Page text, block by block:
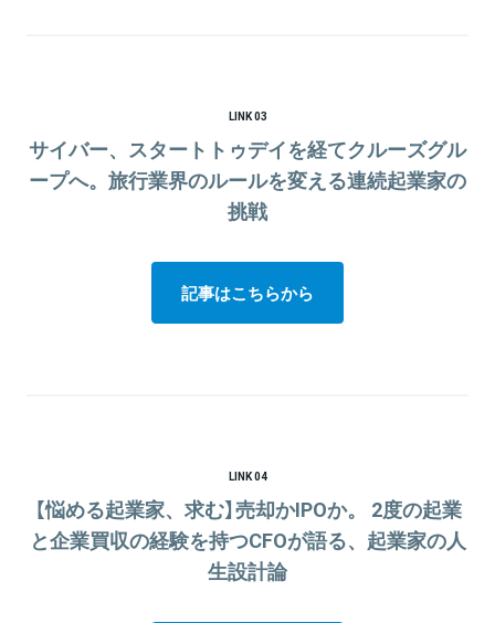
LINK 03
サイバー、スタートトゥデイを経てクルーズグル
ープへ。旅行業界のルールを変える連続起業家の
挑戦
記事はこちらから
LINK 04
【悩める起業家、求む】売却かIPOか。 2度の起業
と企業買収の経験を持つCFOが語る、起業家の人
生設計論